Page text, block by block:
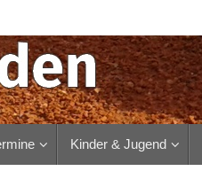
Kinder & Jugend